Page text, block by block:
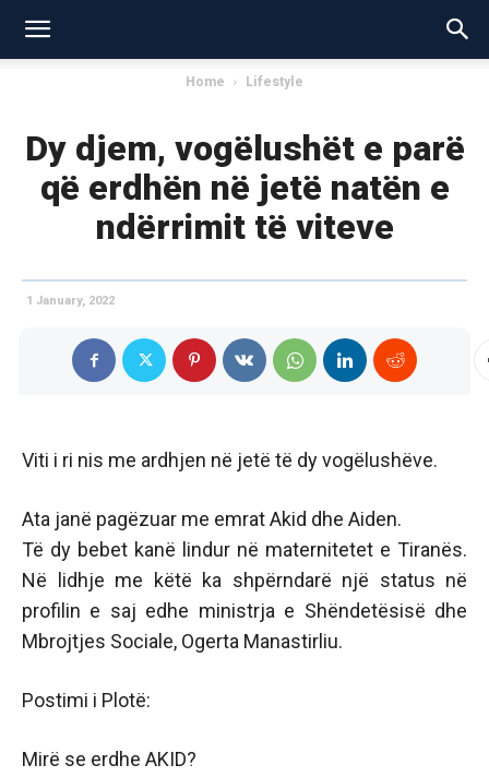
Home Lifestyle
Dy djem, vogëlushët e parë
që erdhën në jetë natën e
ndërrimit të viteve
1 January, 2022
Viti i ri nis me ardhjen në jetë të dy vogëlushëve.
Ata janë pagëzuar me emrat Akid dhe Aiden.
Të dy bebet kanë lindur në maternitetet e Tiranës.
Në lidhje me këtë ka shpërndarë një status në
profilin e saj edhe ministrja e Shëndetësisë dhe
Mbrojtjes Sociale, Ogerta Manastirliu.
Postimi i Plotë:
Mirë se erdhe AKID?